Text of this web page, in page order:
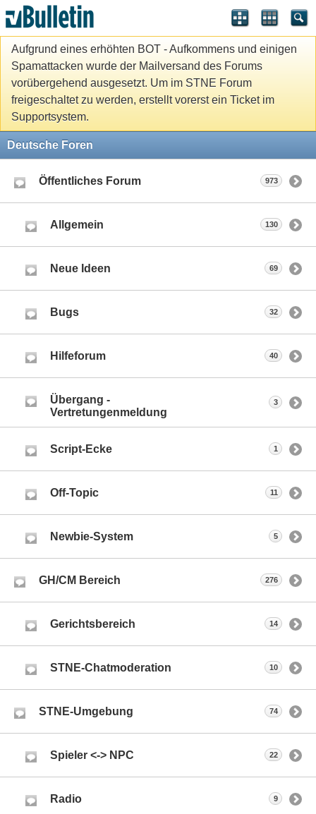
Aufgrund eines erhöhten BOT - Aufkommens und einigen
Spamattacken wurde der Mailversand des Forums
vorübergehend ausgesetzt. Um im STNE Forum
freigeschaltet zu werden, erstellt vorerst ein Ticket im
Supportsystem.
Deutsche Foren
Öffentliches Forum 973
Allgemein 130
Neue Ideen 69
Bugs 32
Hilfeforum 40
Übergang -
Vertretungenmeldung
3
Script-Ecke 1
Off-Topic 11
Newbie-System 5
GH/CM Bereich 276
Gerichtsbereich 14
STNE-Chatmoderation 10
STNE-Umgebung 74
Spieler <-> NPC 22
Radio 9